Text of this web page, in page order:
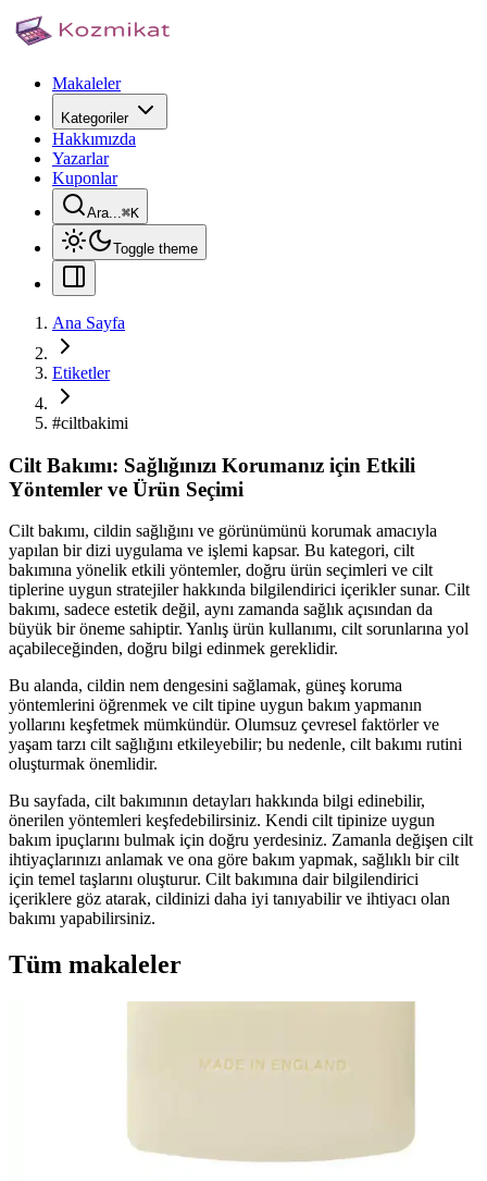
Makaleler
Kategoriler
Hakkımızda
Yazarlar
Kuponlar
Ara...⌘K
Toggle theme
Ana Sayfa
Etiketler
#ciltbakimi
Cilt Bakımı: Sağlığınızı Korumanız için Etkili
Yöntemler ve Ürün Seçimi
Cilt bakımı, cildin sağlığını ve görünümünü korumak amacıyla
yapılan bir dizi uygulama ve işlemi kapsar. Bu kategori, cilt
bakımına yönelik etkili yöntemler, doğru ürün seçimleri ve cilt
tiplerine uygun stratejiler hakkında bilgilendirici içerikler sunar. Cilt
bakımı, sadece estetik değil, aynı zamanda sağlık açısından da
büyük bir öneme sahiptir. Yanlış ürün kullanımı, cilt sorunlarına yol
açabileceğinden, doğru bilgi edinmek gereklidir.
Bu alanda, cildin nem dengesini sağlamak, güneş koruma
yöntemlerini öğrenmek ve cilt tipine uygun bakım yapmanın
yollarını keşfetmek mümkündür. Olumsuz çevresel faktörler ve
yaşam tarzı cilt sağlığını etkileyebilir; bu nedenle, cilt bakımı rutini
oluşturmak önemlidir.
Bu sayfada, cilt bakımının detayları hakkında bilgi edinebilir,
önerilen yöntemleri keşfedebilirsiniz. Kendi cilt tipinize uygun
bakım ipuçlarını bulmak için doğru yerdesiniz. Zamanla değişen cilt
ihtiyaçlarınızı anlamak ve ona göre bakım yapmak, sağlıklı bir cilt
için temel taşlarını oluşturur. Cilt bakımına dair bilgilendirici
içeriklere göz atarak, cildinizi daha iyi tanıyabilir ve ihtiyacı olan
bakımı yapabilirsiniz.
Tüm makaleler